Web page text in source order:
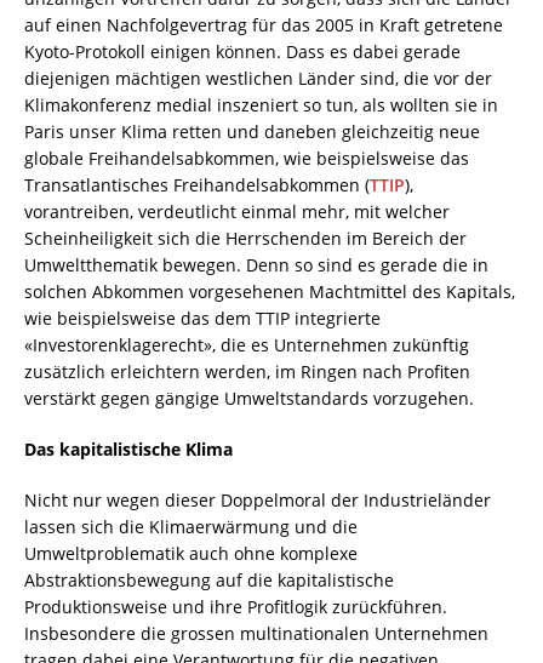
auf einen Nachfolgevertrag für das 2005 in Kraft getretene
Kyoto-Protokoll einigen können. Dass es dabei gerade
diejenigen mächtigen westlichen Länder sind, die vor der
Klimakonferenz medial inszeniert so tun, als wollten sie in
Paris unser Klima retten und daneben gleichzeitig neue
globale Freihandelsabkommen, wie beispielsweise das
Transatlantisches Freihandelsabkommen (TTIP),
vorantreiben, verdeutlicht einmal mehr, mit welcher
Scheinheiligkeit sich die Herrschenden im Bereich der
Umweltthematik bewegen. Denn so sind es gerade die in
solchen Abkommen vorgesehenen Machtmittel des Kapitals,
wie beispielsweise das dem TTIP integrierte
«Investorenklagerecht», die es Unternehmen zukünftig
zusätzlich erleichtern werden, im Ringen nach Profiten
verstärkt gegen gängige Umweltstandards vorzugehen.
Das kapitalistische Klima
Nicht nur wegen dieser Doppelmoral der Industrieländer
lassen sich die Klimaerwärmung und die
Umweltproblematik auch ohne komplexe
Abstraktionsbewegung auf die kapitalistische
Produktionsweise und ihre Profitlogik zurückführen.
Insbesondere die grossen multinationalen Unternehmen